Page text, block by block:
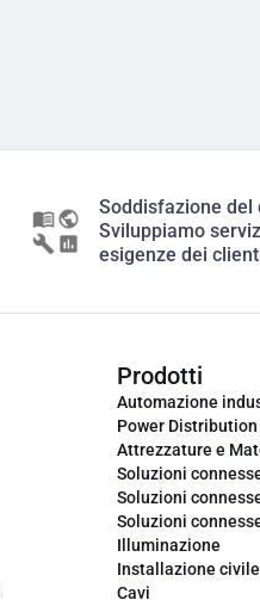
Soddisfazione del
Sviluppiamo
esigenze dei
Prodotti
Automazione
Power Distribution
Attrezzature e
Soluzioni
Soluzioni
Soluzioni
Illuminazione
Installazione civile
Cavi